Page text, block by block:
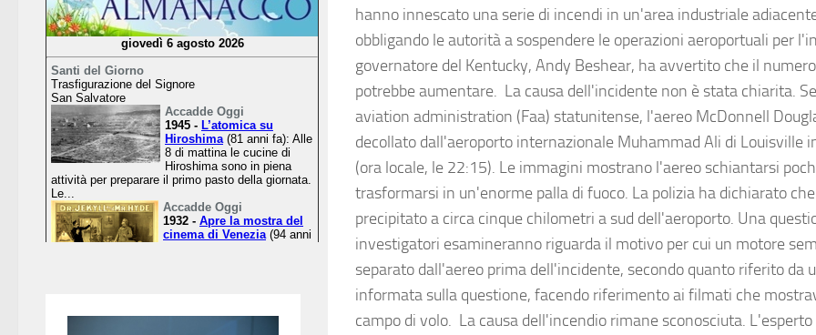
hanno innescato una serie di incendi in un'area industriale
obbligando le autorità a sospendere le operazioni aeroportuali per
governatore del Kentucky, Andy Beshear, ha avvertito che il
potrebbe aumentare. La causa dell'incidente non è stata chiarita.
aviation administration (Faa) statunitense, l'aereo McDonnell
decollato dall'aeroporto internazionale Muhammad Ali di Louisville
(ora locale, le 22:15). Le immagini mostrano l'aereo schiantarsi
trasformarsi in un'enorme palla di fuoco. La polizia ha dichiarato
precipitato a circa cinque chilometri a sud dell'aeroporto. Una
investigatori esamineranno riguarda il motivo per cui un motore
separato dall'aereo prima dell'incidente, secondo quanto riferito da
informata sulla questione, facendo riferimento ai filmati che
campo di volo. La causa dell'incendio rimane sconosciuta. L'esperto